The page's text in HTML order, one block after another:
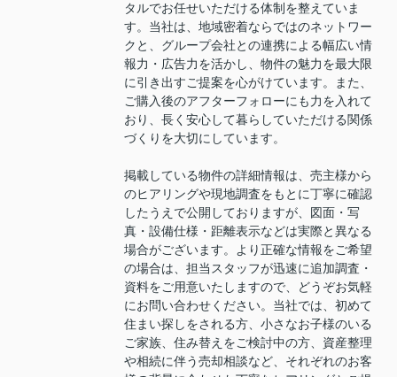
タルでお任せいただける体制を整えていま
す。当社は、地域密着ならではのネットワー
クと、グループ会社との連携による幅広い情
報力・広告力を活かし、物件の魅力を最大限
に引き出すご提案を心がけています。また、
ご購入後のアフターフォローにも力を入れて
おり、長く安心して暮らしていただける関係
づくりを大切にしています。
掲載している物件の詳細情報は、売主様から
のヒアリングや現地調査をもとに丁寧に確認
したうえで公開しておりますが、図面・写
真・設備仕様・距離表示などは実際と異なる
場合がございます。より正確な情報をご希望
の場合は、担当スタッフが迅速に追加調査・
資料をご用意いたしますので、どうぞお気軽
にお問い合わせください。当社では、初めて
住まい探しをされる方、小さなお子様のいる
ご家族、住み替えをご検討中の方、資産整理
や相続に伴う売却相談など、それぞれのお客